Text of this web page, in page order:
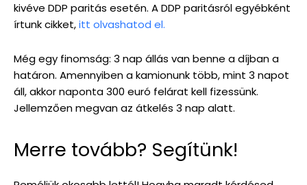
kivéve DDP paritás esetén. A DDP paritásról egyébként
írtunk cikket,itt olvashatod el.
Még egy finomság: 3 nap állás van benne a díjban a
határon. Amennyiben a kamionunk több, mint 3 napot
áll, akkor naponta 300 euró felárat kell fizessünk.
Jellemzően megvan az átkelés 3 nap alatt.
Merre tovább? Segítünk!